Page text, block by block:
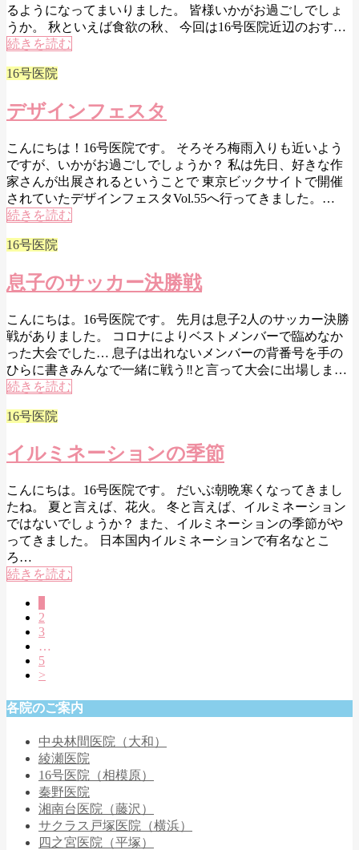
るようになってまいりました。 皆様いかがお過ごしでしょ
うか。 秋といえば食欲の秋、 今回は16号医院近辺のおす…
続きを読む
16号医院
デザインフェスタ
こんにちは！16号医院です。 そろそろ梅雨入りも近いよう
ですが、いかがお過ごしでしょうか？ 私は先日、好きな作
家さんが出展されるということで 東京ビックサイトで開催
されていたデザインフェスタVol.55へ行ってきました。…
続きを読む
16号医院
息子のサッカー決勝戦
こんにちは。16号医院です。 先月は息子2人のサッカー決勝
戦がありました。 コロナによりベストメンバーで臨めなか
った大会でした… 息子は出れないメンバーの背番号を手の
ひらに書きみんなで一緒に戦う‼︎と言って大会に出場しま…
続きを読む
16号医院
イルミネーションの季節
こんにちは。16号医院です。 だいぶ朝晩寒くなってきまし
たね。 夏と言えば、花火。 冬と言えば、イルミネーション
ではないでしょうか？ また、イルミネーションの季節がや
ってきました。 日本国内イルミネーションで有名なとこ
ろ…
続きを読む
2
3
…
5
>
各院のご案内
中央林間医院（大和）
綾瀬医院
16号医院（相模原）
秦野医院
湘南台医院（藤沢）
サクラス戸塚医院（横浜）
四之宮医院（平塚）